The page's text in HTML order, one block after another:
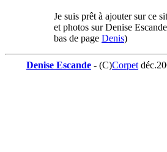
Je suis prêt à ajouter sur ce
et photos sur Denise
bas de page Denis)
Denise Escande - (C)Corpet